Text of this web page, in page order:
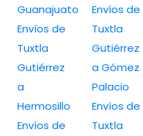
Guanajuato
Envíos de
Tuxtla
Gutiérrez
a
Hermosillo
Envíos de
Envíos de
Tuxtla
Gutiérrez
a Gómez
Palacio
Envíos de
Tuxtla